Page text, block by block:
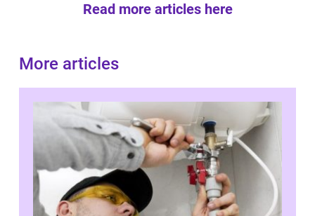
Read more articles here
More articles